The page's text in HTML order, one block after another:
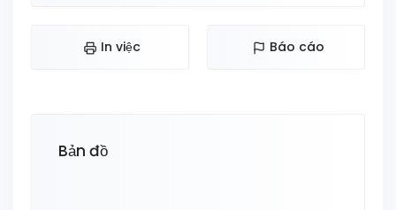
In việc Báo cáo
Bản đồ